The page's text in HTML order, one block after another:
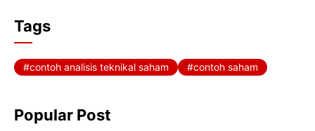
e
b
o
k
t
e
s
A
g
r
Tags
contoh analisis teknikal saham contoh saham
Popular Post